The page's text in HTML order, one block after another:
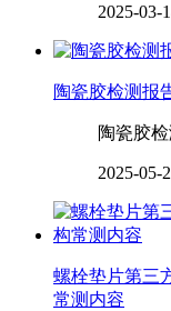
2025-03-
陶瓷胶检测报
陶瓷胶
2025-05-
螺栓垫片第三
常测内容